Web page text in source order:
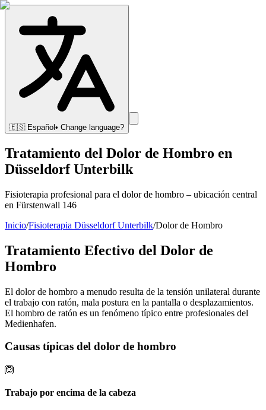
🇪🇸 Español • Change language?
Tratamiento del Dolor de Hombro en
Düsseldorf Unterbilk
Fisioterapia profesional para el dolor de hombro – ubicación central
en Fürstenwall 146
Inicio/Fisioterapia Düsseldorf Unterbilk/Dolor de Hombro
Tratamiento Efectivo del Dolor de
Hombro
El dolor de hombro a menudo resulta de la tensión unilateral durante
el trabajo con ratón, mala postura en la pantalla o desplazamientos.
El hombro de ratón es un fenómeno típico entre profesionales del
Medienhafen.
Causas típicas del dolor de hombro
🙆
Trabajo por encima de la cabeza